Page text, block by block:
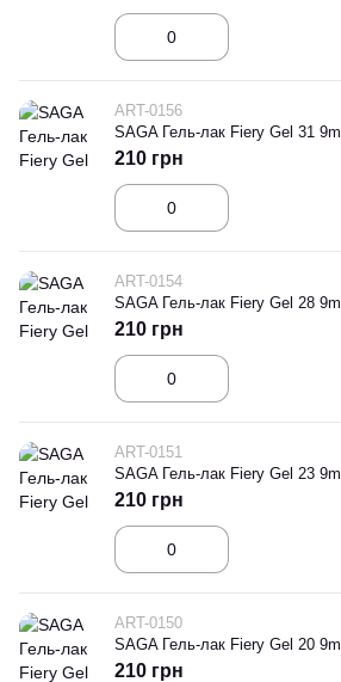
ART-0156
SAGA Гель-лак Fiery Gel 31 9ml
210 грн
ART-0154
SAGA Гель-лак Fiery Gel 28 9ml
210 грн
ART-0151
SAGA Гель-лак Fiery Gel 23 9ml
210 грн
ART-0150
SAGA Гель-лак Fiery Gel 20 9ml
210 грн